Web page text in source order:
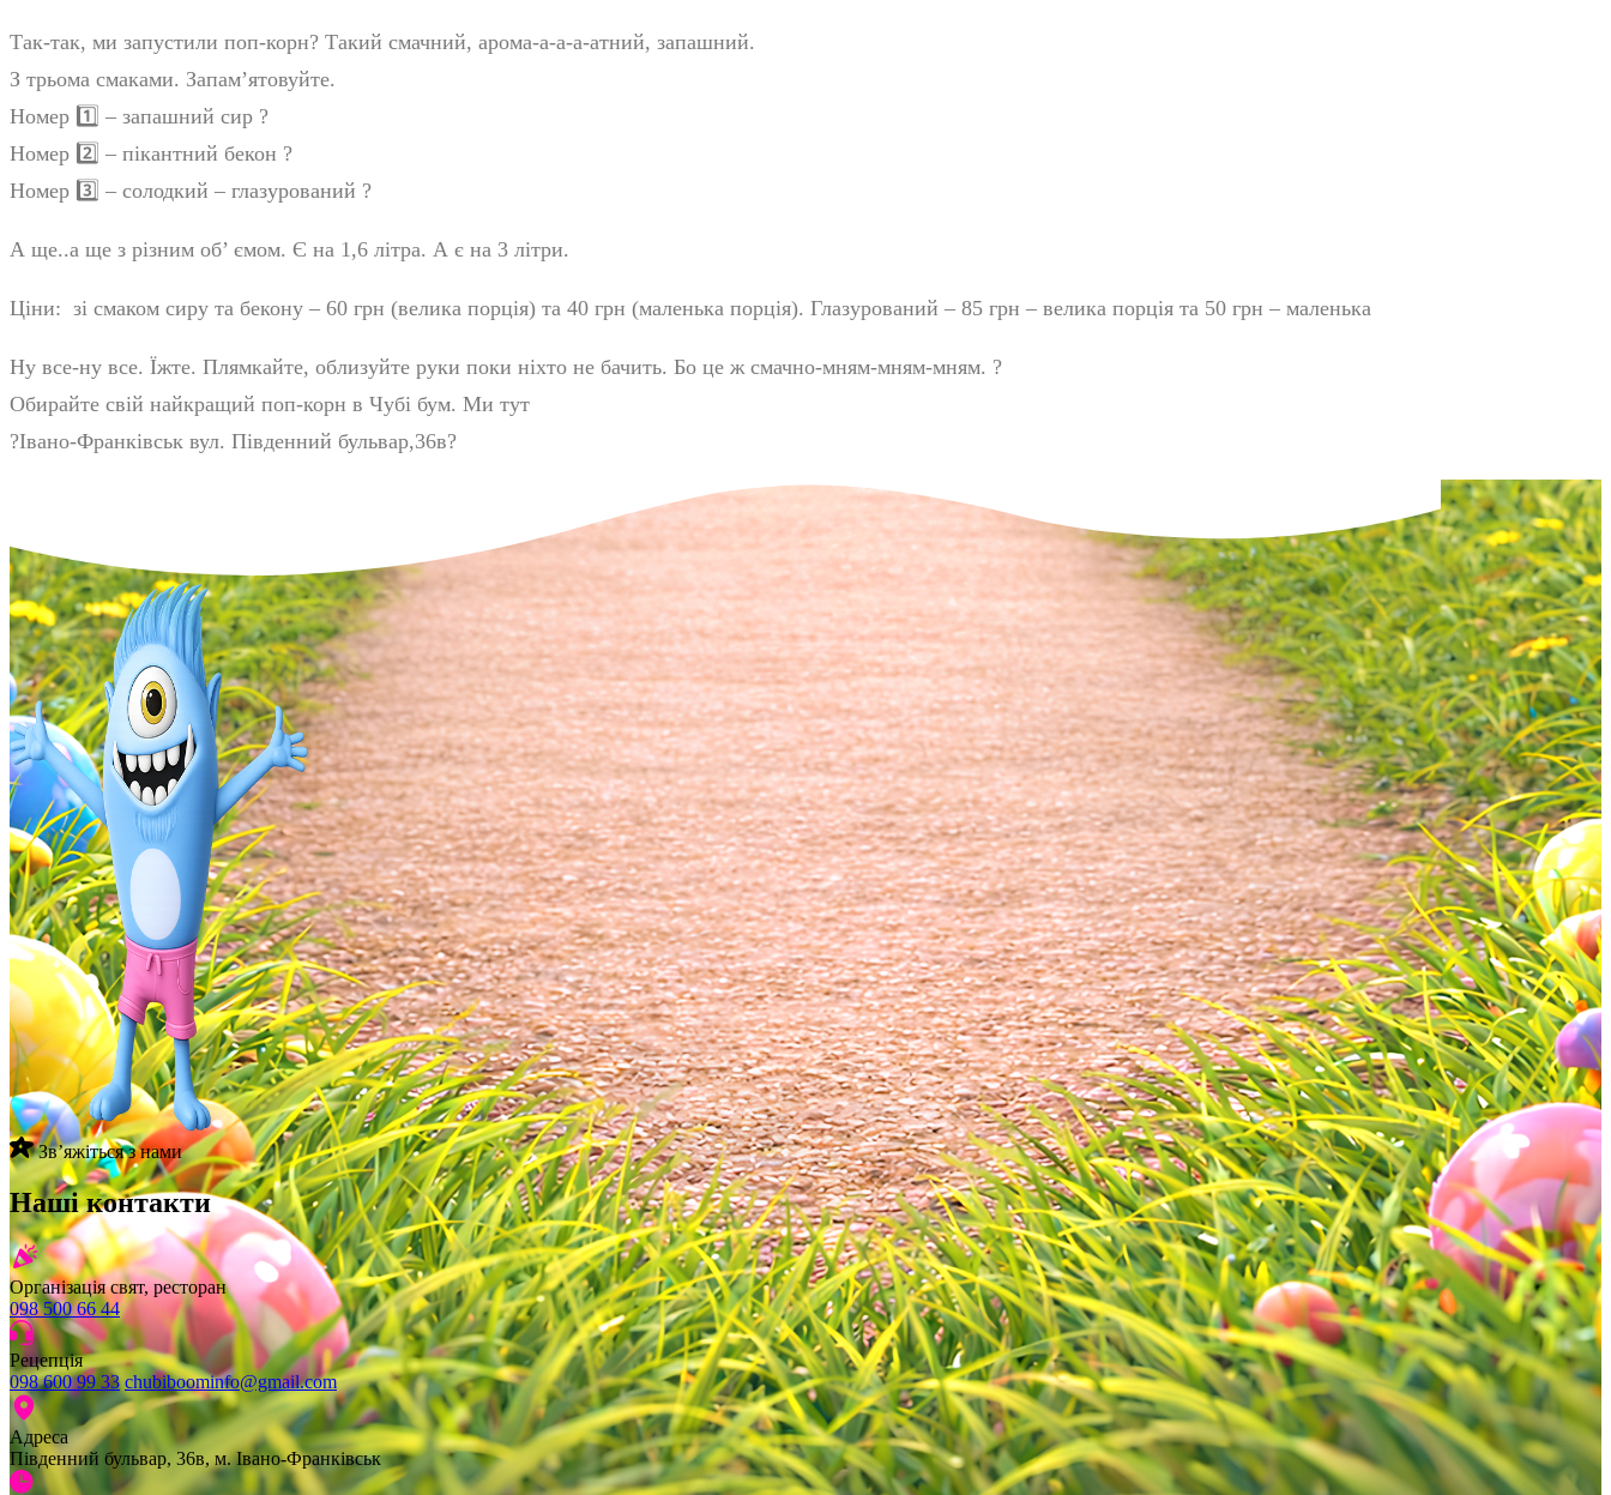
Так-так, ми запустили поп-корн? Такий смачний, арома-а-а-а-атний, запашний.
З трьома смаками. Запам’ятовуйте.
Номер 1️⃣ – запашний сир ?
Номер 2️⃣ – пікантний бекон ?
Номер 3️⃣ – солодкий – глазурований ?
А ще..а ще з різним об’ ємом. Є на 1,6 літра. А є на 3 літри.
Ціни: зі смаком сиру та бекону – 60 грн (велика порція) та 40 грн (маленька порція). Глазурований – 85 грн – велика порція та 50 грн – маленька
Ну все-ну все. Їжте. Плямкайте, облизуйте руки поки ніхто не бачить. Бо це ж смачно-мням-мням-мням. ?
Обирайте свій найкращий поп-корн в Чубі бум. Ми тут
?Івано-Франківськ вул. Південний бульвар,36в?
Звʼяжіться з нами
Наші контакти
Організація свят, ресторан
098 500 66 44
Рецепція
098 600 99 33 chubiboominfo@gmail.com
Адреса
Південний бульвар, 36в, м. Івано-Франківськ